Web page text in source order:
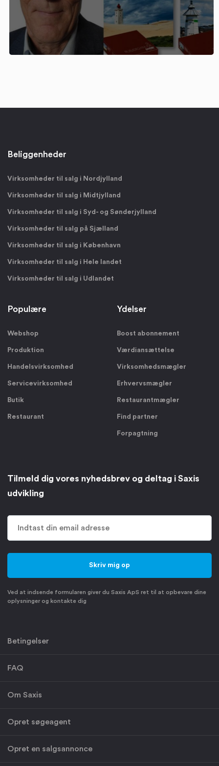
Beliggenheder
Virksomheder til salg i Nordjylland
Virksomheder til salg i Midtjylland
Virksomheder til salg i Syd- og Sønderjylland
Virksomheder til salg på Sjælland
Virksomheder til salg i København
Virksomheder til salg i Hele landet
Virksomheder til salg i Udlandet
Populære
Webshop
Produktion
Handelsvirksomhed
Servicevirksomhed
Butik
Restaurant
Ydelser
Boost abonnement
Værdiansættelse
Virksomhedsmægler
Erhvervsmægler
Restaurantmægler
Find partner
Forpagtning
Tilmeld dig vores nyhedsbrev og deltag i Saxis
udvikling
Ved at indsende formularen giver du Saxis ApS ret til at opbevare dine
oplysninger og kontakte dig
Betingelser
FAQ
Om Saxis
Opret søgeagent
Opret en salgsannonce